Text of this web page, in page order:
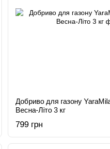
Добриво для газону
Весна-Літо 3 кг
799 грн